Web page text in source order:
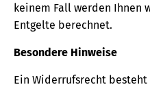
keinem Fall werden Ihnen
Entgelte berechnet.
Besondere Hinweise
Ein Widerrufsrecht